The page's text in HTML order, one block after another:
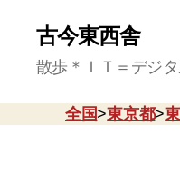
古今東西舎
散歩＊ＩＴ＝デジ
全国>東京都>